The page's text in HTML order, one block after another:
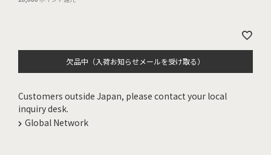
欠品中（入荷お知らせメールを受け取る）
Customers outside Japan, please contact your local
inquiry desk.
Global Network